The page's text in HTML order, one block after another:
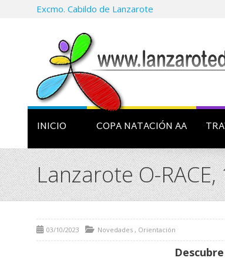
Excmo. Cabildo de Lanzarote
INICIO COPA NATACIÓN AA
Lanzarote O-
03/10/2023 Novedades , Orientación